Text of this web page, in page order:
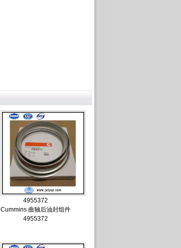
4955372
Cummins 曲轴后油封组件
4955372